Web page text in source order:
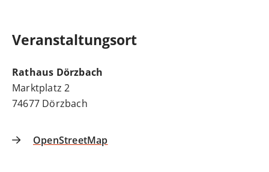
Veranstaltungsort
Rathaus Dörzbach
Marktplatz 2
74677 Dörzbach
OpenStreetMap